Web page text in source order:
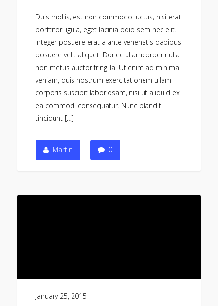
Duis mollis, est non commodo luctus, nisi erat
porttitor ligula, eget lacinia odio sem nec elit.
Integer posuere erat a ante venenatis dapibus
posuere velit aliquet. Donec ullamcorper nulla
non metus auctor fringilla. Ut enim ad minima
veniam, quis nostrum exercitationem ullam
corporis suscipit laboriosam, nisi ut aliquid ex
ea commodi consequatur. Nunc blandit
tincidunt […]
Martin 0
January 25, 2015